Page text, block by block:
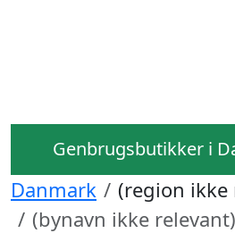
Genbrugsbutikker i
Danmark
(region ikke
(bynavn ikke relevant)